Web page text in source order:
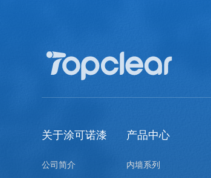
关于涂可诺漆
公司简介
产品中心
内墙系列